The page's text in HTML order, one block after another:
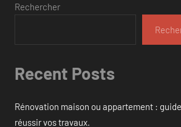
Rechercher
Recent Posts
Rénovation maison ou appartement :
réussir vos travaux.